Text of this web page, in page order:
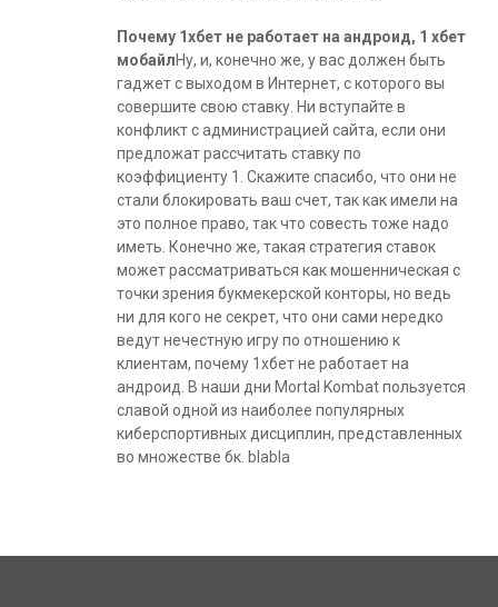
Почему 1хбет не работает на андроид, 1 хбет
мобайлНу, и, конечно же, у вас должен быть
гаджет с выходом в Интернет, с которого вы
совершите свою ставку. Ни вступайте в
конфликт с администрацией сайта, если они
предложат рассчитать ставку по
коэффициенту 1. Скажите спасибо, что они не
стали блокировать ваш счет, так как имели на
это полное право, так что совесть тоже надо
иметь. Конечно же, такая стратегия ставок
может рассматриваться как мошенническая с
точки зрения букмекерской конторы, но ведь
ни для кого не секрет, что они сами нередко
ведут нечестную игру по отношению к
клиентам, почему 1хбет не работает на
андроид. В наши дни Mortal Kombat пользуется
славой одной из наиболее популярных
киберспортивных дисциплин, представленных
во множестве бк. blabla